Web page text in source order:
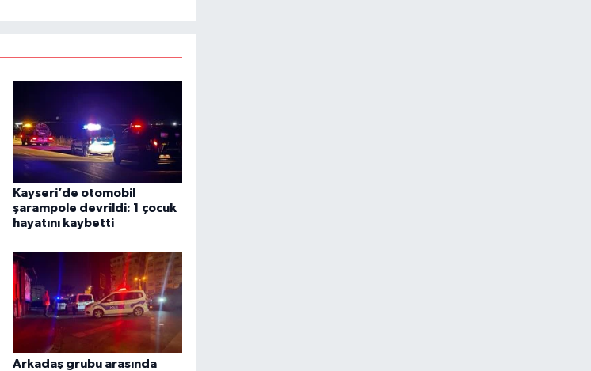
Kayseri’de otomobil
şarampole devrildi: 1 çocuk
hayatını kaybetti
Arkadaş grubu arasında